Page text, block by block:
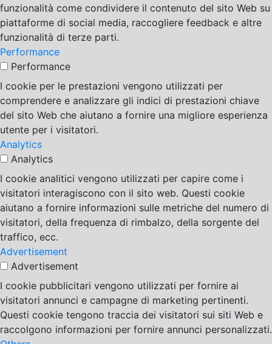
funzionalità come condividere il contenuto del sito Web su
piattaforme di social media, raccogliere feedback e altre
funzionalità di terze parti.
Performance
Performance
I cookie per le prestazioni vengono utilizzati per
comprendere e analizzare gli indici di prestazioni chiave
del sito Web che aiutano a fornire una migliore esperienza
utente per i visitatori.
Analytics
Analytics
I cookie analitici vengono utilizzati per capire come i
visitatori interagiscono con il sito web. Questi cookie
aiutano a fornire informazioni sulle metriche del numero di
visitatori, della frequenza di rimbalzo, della sorgente del
traffico, ecc.
Advertisement
Advertisement
I cookie pubblicitari vengono utilizzati per fornire ai
visitatori annunci e campagne di marketing pertinenti.
Questi cookie tengono traccia dei visitatori sui siti Web e
raccolgono informazioni per fornire annunci personalizzati.